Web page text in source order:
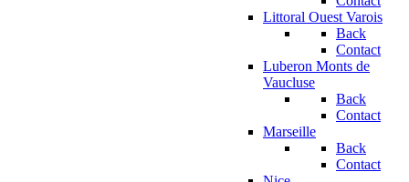
Littoral Ouest Varois
Back
Contact
Luberon Monts de
Vaucluse
Back
Contact
Marseille
Back
Contact